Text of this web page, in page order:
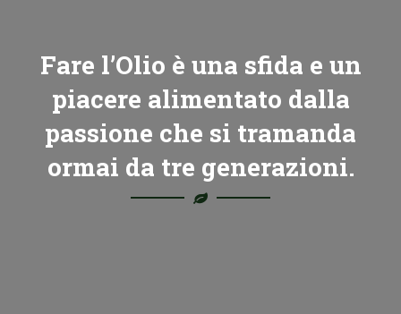
Fare l’Olio è una sfida e un
piacere alimentato dalla
passione che si tramanda
ormai da tre generazioni.